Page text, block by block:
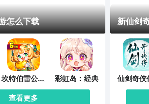
怎么下载
坎特伯雷公主
与骑士唤醒冠
军之剑的奇幻
冒险
彩虹岛：经典
查看更多
新仙剑
仙剑奇侠
缘起